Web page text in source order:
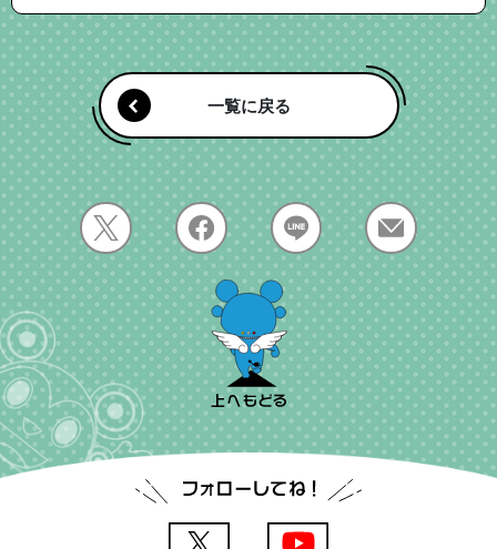
高円寺南口駅前店
渋谷・目黒区
渋谷店 原宿店
渋谷東口店 渋谷文化村通り店
原宿3号店 渋谷本店
自由が丘店
世田谷・大田・品川区
下北沢店 下北沢2号店
三軒茶屋店 大森店
蒲田西口店 蒲田東口店
蒲田西口駅前店 五反田店
港区
赤坂サカス前店
六本木本店
蓮田店 和光駅前店
鴻巣店 入間下藤沢店
飯能店 草加西口駅前店
神奈川県
川崎店 横浜西口店
野毛店 戸塚上矢部店
横浜関内店 本厚木店
相模大野駅前店 藤沢南口店
大船店 平塚駅前店
大和店 鶴見駅前店
千葉県
津田沼店
西船橋店
船橋咲が丘店
静岡県
清水西口駅前店 富士永田町店
浜松有楽街店
長野県
松本公園通り店
富山県
富山掛尾店
兵庫県
北野坂店 東門街店
高知追手筋店
山口県
山口泉町店
鳥取県
鳥取千代水店
宮崎県
一番街店
福岡県
小倉本店 天神西通り店
西鉄天神駅前店 天神本店
福岡福重店 福岡干隈店
福岡大橋駅前店 博多駅前店
福岡半道橋店 福岡箱崎店
福岡春日店 福岡粕屋店
鹿児島県
天文館店
一覧に戻る